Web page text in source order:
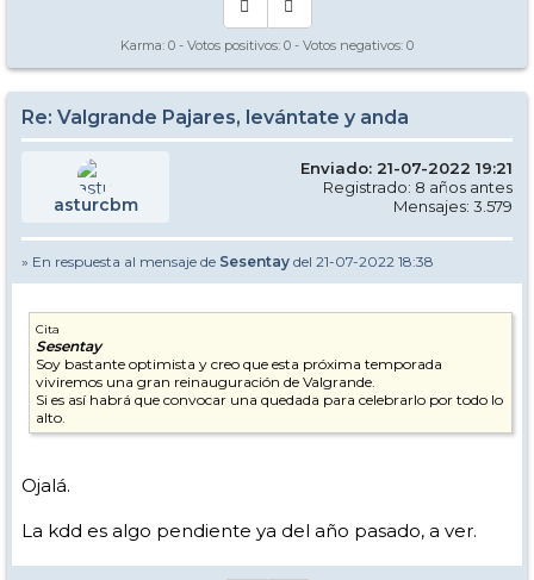
Karma: 0 - Votos positivos: 0 - Votos negativos: 0
Re: Valgrande Pajares, levántate y anda
asturcbm
Enviado: 21-07-2022 19:21
Registrado: 8 años antes
Mensajes: 3.579
» En respuesta al mensaje de Sesentay del 21-07-2022 18:38
Cita
Sesentay
Soy bastante optimista y creo que esta próxima temporada
viviremos una gran reinauguración de Valgrande.
Si es así habrá que convocar una quedada para celebrarlo por todo lo
alto.
Ojalá.
La kdd es algo pendiente ya del año pasado, a ver.